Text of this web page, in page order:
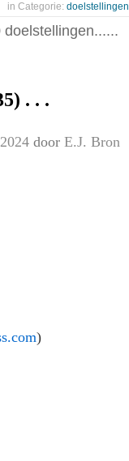
in Categorie: doelstellingen
. . .
door E.J. Bron
)